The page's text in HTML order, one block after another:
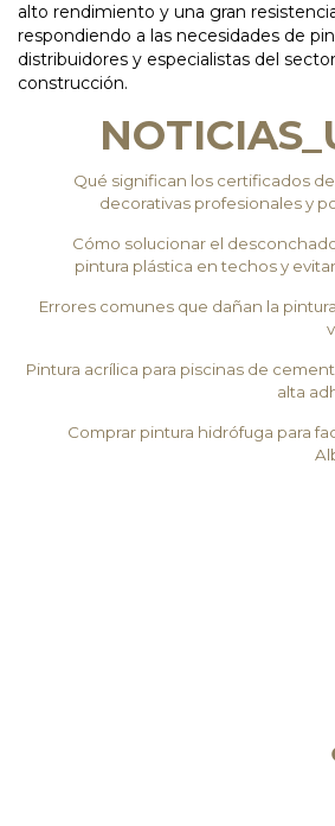
alto rendimiento y una gran
respondiendo a las necesidades de
distribuidores y especialistas del
construcción.
Qué significan los certificados
decorativas profesionales y
Cómo solucionar el
pintura plástica en techos y
Errores comunes que dañan la
Pintura acrílica para piscinas de
alta
Comprar pintura hidrófuga para